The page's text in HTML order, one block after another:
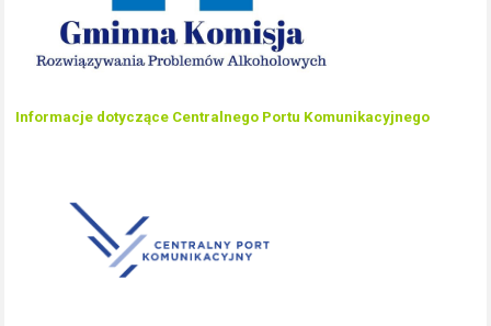
Informacje dotyczące Centralnego Portu Komunikacyjnego